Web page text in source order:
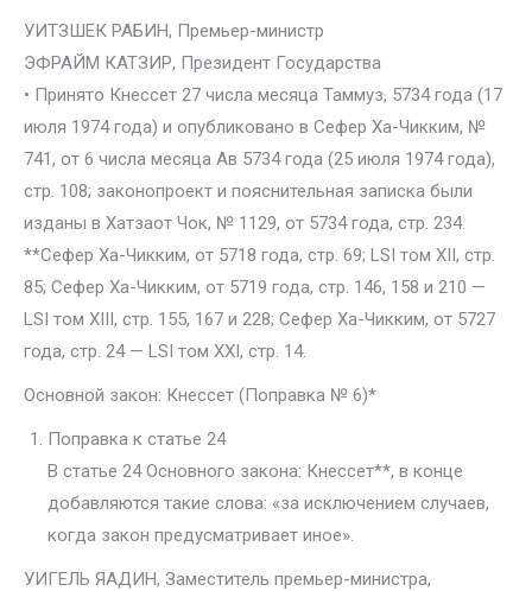
УИТЗШЕК РАБИН, Премьер-министр
ЭФРАЙМ КАТЗИР, Президент Государства
• Принято Кнессет 27 числа месяца Таммуз, 5734 года (17
июля 1974 года) и опубликовано в Сефер Ха-Чикким, №
741, от 6 числа месяца Ав 5734 года (25 июля 1974 года),
стр. 108; законопроект и пояснительная записка были
изданы в Хатзаот Чок, № 1129, от 5734 года, стр. 234.
**Сефер Ха-Чикким, от 5718 года, стр. 69; LSI том XII, стр.
85; Сефер Ха-Чикким, от 5719 года, стр. 146, 158 и 210 —
LSI том XIII, стр. 155, 167 и 228; Сефер Ха-Чикким, от 5727
года, стр. 24 — LSI том XXI, стр. 14.
Основной закон: Кнессет (Поправка № 6)*
Поправка к статье 24
В статье 24 Основного закона: Кнессет**, в конце
добавляются такие слова: «за исключением случаев,
когда закон предусматривает иное».
УИГЕЛЬ ЯАДИН, Заместитель премьер-министра,